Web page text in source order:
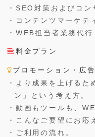
・SEO対策およびコン
・コンテンツマーケテ
・WEB担当者業務代行
料金プラン
プロモーション・広
・より成果を上げるた
ン」という考え方。
・動画もツールも、
・こんなご要望にお応
・ご利用の流れ。